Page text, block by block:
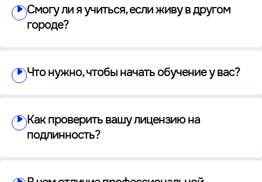
Смогу ли я учиться, если живу в другом
городе?
Что нужно, чтобы начать обучение у вас?
Как проверить вашу лицензию на
подлинность?